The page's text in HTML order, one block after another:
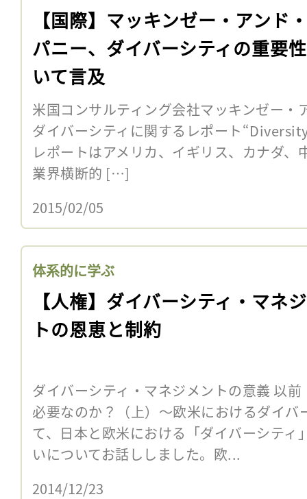
【国際】マッキンゼー・アンド
パニー、ダイバーシティの重要
いて言及
米国コンサルティング会社マッキンゼー・
ダイバーシティに関するレポート
レポートはアメリカ、イギリス、カナダ
業界横断的 […]
2015/02/05
体系的に学ぶ
【人権】ダイバーシティ・マネ
トの恩恵と制約
ダイバーシティ・マネジメントの意義 以
必要なのか？（上）〜欧米におけるダイバ
て、日本と欧米における「ダイバーシティ
いについてお話ししました。欧...
2014/12/23